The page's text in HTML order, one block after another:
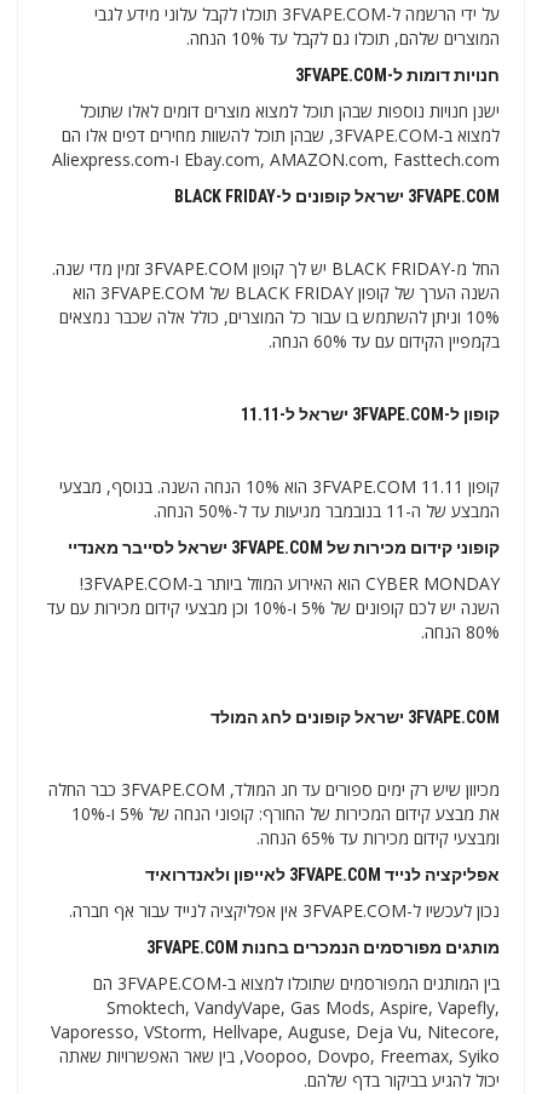
על ידי הרשמה ל-3FVAPE.COM תוכלו לקבל עלוני מידע לגבי
המוצרים שלהם, תוכלו גם לקבל עד 10% הנחה.
חנויות דומות ל- 3FVAPE.COM
ישנן חנויות נוספות שבהן תוכל למצוא מוצרים דומים לאלו שתוכל
למצוא ב-3FVAPE.COM, שבהן תוכל להשוות מחירים דפים אלו הם
Ebay.com, AMAZON.com, Fasttech.com ו-Aliexpress.com
3FVAPE.COM ישראל קופונים ל-BLACK FRIDAY
החל מ-BLACK FRIDAY יש לך קופון 3FVAPE.COM זמין מדי שנה.
השנה הערך של קופון BLACK FRIDAY של 3FVAPE.COM הוא
10% וניתן להשתמש בו עבור כל המוצרים, כולל אלה שכבר נמצאים
בקמפיין הקידום עם עד 60% הנחה.
קופון ל- 3FVAPE.COM ישראל ל-11.11
קופון 11.11 3FVAPE.COM הוא 10% הנחה השנה. בנוסף, מבצעי
המבצע של ה-11 בנובמבר מגיעות עד ל-50% הנחה.
קופוני קידום מכירות של 3FVAPE.COM ישראל לסייבר מאנדיי
CYBER MONDAY הוא האירוע המוזל ביותר ב-3FVAPE.COM!
השנה יש לכם קופונים של 5% ו-10% וכן מבצעי קידום מכירות עם עד
80% הנחה.
3FVAPE.COM ישראל קופונים לחג המולד
מכיוון שיש רק ימים ספורים עד חג המולד, 3FVAPE.COM כבר החלה
את מבצע קידום המכירות של החורף: קופוני הנחה של 5% ו-10%
ומבצעי קידום מכירות עד 65% הנחה.
אפליקציה לנייד 3FVAPE.COM לאייפון ולאנדרואיד
נכון לעכשיו ל-3FVAPE.COM אין אפליקציה לנייד עבור אף חברה.
מותגים מפורסמים הנמכרים בחנות 3FVAPE.COM
בין המותגים המפורסמים שתוכלו למצוא ב-3FVAPE.COM הם
Smoktech, VandyVape, Gas Mods, Aspire, Vapefly,
Vaporesso, VStorm, Hellvape, Auguse, Deja Vu, Nitecore,
Voopoo, Dovpo, Freemax, Syiko, בין שאר האפשרויות שאתה
יכול להגיע בביקור בדף שלהם.